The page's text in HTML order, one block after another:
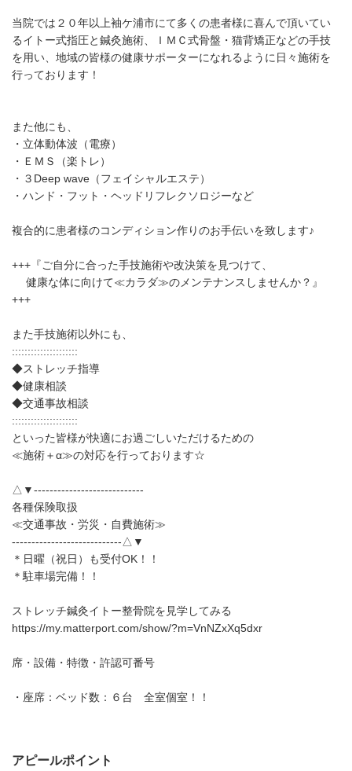
当院では２０年以上袖ケ浦市にて多くの患者様に喜んで頂いてい
るイトー式指圧と鍼灸施術、ＩＭＣ式骨盤・猫背矯正などの手技
を用い、地域の皆様の健康サポーターになれるように日々施術を
行っております！
また他にも、
・立体動体波（電療）
・ＥＭＳ（楽トレ）
・３Deep wave（フェイシャルエステ）
・ハンド・フット・ヘッドリフレクソロジーなど
複合的に患者様のコンディション作りのお手伝いを致します♪
+++『ご自分に合った手技施術や改決策を見つけて、
健康な体に向けて≪カラダ≫のメンテナンスしませんか？』
+++
また手技施術以外にも、
:::::::::::::::::::::
◆ストレッチ指導
◆健康相談
◆交通事故相談
:::::::::::::::::::::
といった皆様が快適にお過ごしいただけるための
≪施術＋α≫の対応を行っております☆
△▼----------------------------
各種保険取扱
≪交通事故・労災・自費施術≫
----------------------------△▼
＊日曜（祝日）も受付OK！！
＊駐車場完備！！
ストレッチ鍼灸イトー整骨院を見学してみる
https://my.matterport.com/show/?m=VnNZxXq5dxr
席・設備・特徴・許認可番号
・座席：ベッド数：６台 全室個室！！
アピールポイント